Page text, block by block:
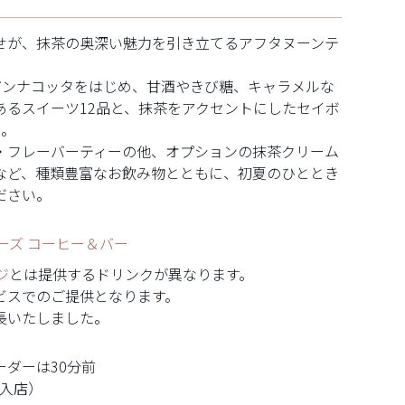
ンティー
、抹茶の奥深い魅力を引き立てるアフタヌーンテ
ナコッタをはじめ、甘酒やきび糖、キャラメルな
スイーツ12品と、抹茶をアクセントにしたセイボ
レーバーティーの他、オプションの抹茶クリーム
、種類豊富なお飲み物とともに、初夏のひととき
ズ コーヒー＆バー
とは提供するドリンクが異なります。
でのご提供となります。
たしました。